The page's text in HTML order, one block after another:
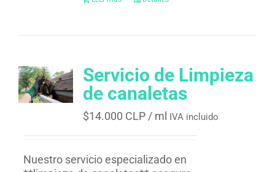
Servicio de Limpieza
de canaletas
$14.000 CLP/ ml IVA incluido
Nuestro servicio especializado en